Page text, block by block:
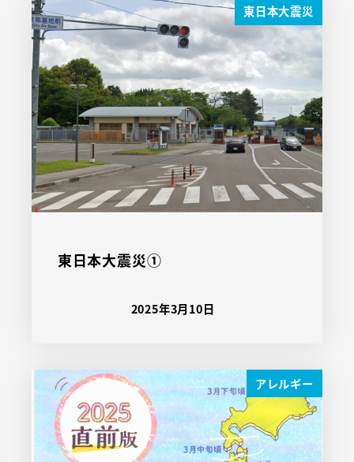
東日本大震災
東日本大震災①
2025年3月10日
アレルギー